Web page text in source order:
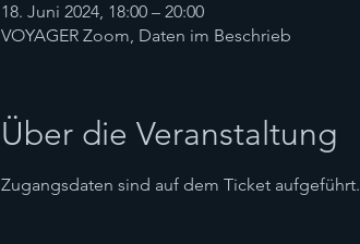
18. Juni 2024, 18:00 – 20:00
VOYAGER Zoom, Daten im Beschrieb
Über die Veranstaltung
Zugangsdaten sind auf dem Ticket aufgeführt.